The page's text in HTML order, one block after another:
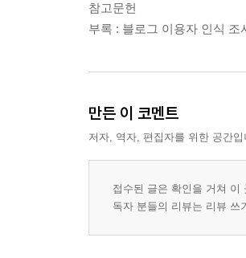
참고문헌
부록 : 블로그 이용자 인식 조
만든 이 코멘트
저자, 역자, 편집자를 위한 공간
접수된 글은 확인을 거쳐 이
독자 분들의 리뷰는 리뷰 쓰